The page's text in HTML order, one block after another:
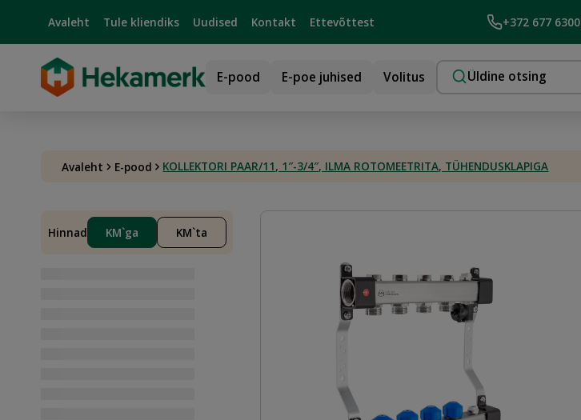
Avaleht Tule kliendiks Uudised Kontakt Ettevõttest +372 677 6300
E-pood E-poe juhised Volitus
Avaleht E-pood KOLLEKTORI PAAR/11, 1″-3/4″, ILMA ROTOMEETRITA, TÜHENDUSKLAPIGA
Hinnad KM`ga KM`ta